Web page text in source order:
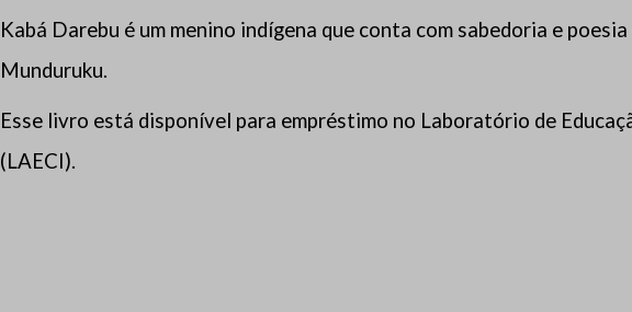
Kabá Darebu é um menino indígena que conta com sabedoria e
Munduruku.
Esse livro está disponível para empréstimo no Laboratório de
(LAECI).